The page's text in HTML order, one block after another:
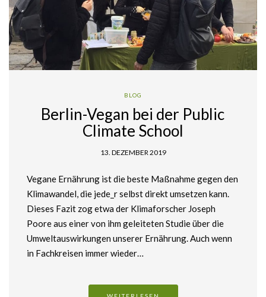
BLOG
Berlin-Vegan bei der Public
Climate School
13. DEZEMBER 2019
Vegane Ernährung ist die beste Maßnahme gegen den
Klimawandel, die jede_r selbst direkt umsetzen kann.
Dieses Fazit zog etwa der Klimaforscher Joseph
Poore aus einer von ihm geleiteten Studie über die
Umweltauswirkungen unserer Ernährung. Auch wenn
in Fachkreisen immer wieder…